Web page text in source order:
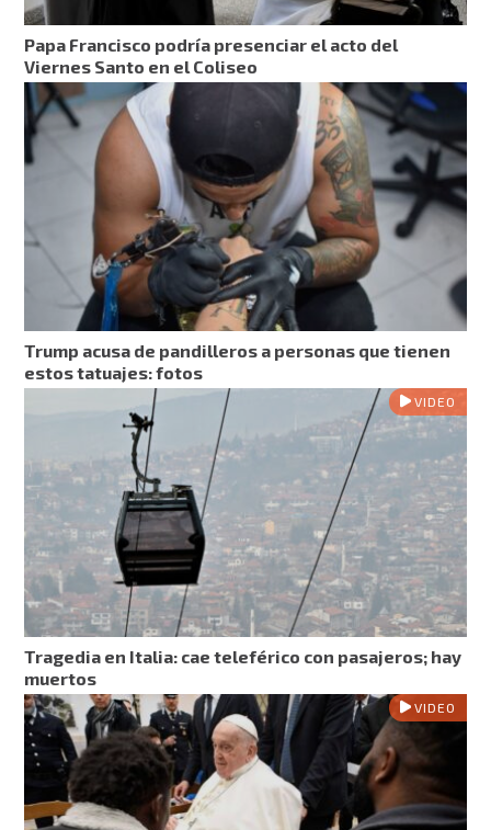
Papa Francisco podría presenciar el acto del
Viernes Santo en el Coliseo
Trump acusa de pandilleros a personas que tienen
estos tatuajes: fotos
VIDEO
Tragedia en Italia: cae teleférico con pasajeros; hay
muertos
VIDEO